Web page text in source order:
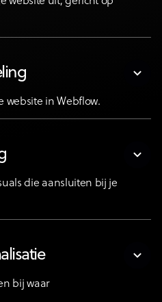
website in Webflow.
die aansluiten bij je
bij waar